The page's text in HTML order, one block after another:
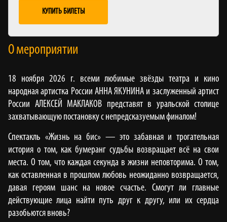
КУПИТЬ БИЛЕТЫ
О мероприятии
18 ноября 2026 г. всеми любимые звёзды театра и кино
народная артистка России АННА ЯКУНИНА и заслуженный артист
России АЛЕКСЕЙ МАКЛАКОВ представят в уральской столице
захватывающую постановку с непредсказуемым финалом!
Спектакль «Жизнь на бис» — это забавная и трогательная
история о том, как бумеранг судьбы возвращает всё на свои
места. О том, что каждая секунда в жизни неповторима. О том,
как оставленная в прошлом любовь неожиданно возвращается,
давая героям шанс на новое счастье. Смогут ли главные
действующие лица найти путь друг к другу, или их сердца
разобьются вновь?